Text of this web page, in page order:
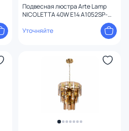
Подвесная люстра Arte Lamp
NICOLETTA 40W E14 A1052SP-
Уточняйте